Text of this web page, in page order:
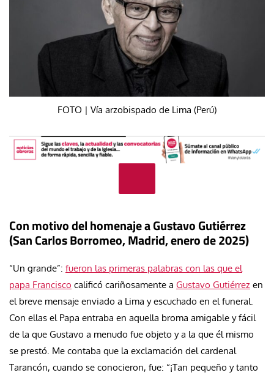
FOTO | Vía arzobispado de Lima (Perú)
Con motivo del homenaje a Gustavo Gutiérrez
(San Carlos Borromeo, Madrid, enero de 2025)
“Un grande”: fueron las primeras palabras con las que el
papa Francisco calificó cariñosamente a Gustavo Gutiérrez en
el breve mensaje enviado a Lima y escuchado en el funeral.
Con ellas el Papa entraba en aquella broma amigable y fácil
de la que Gustavo a menudo fue objeto y a la que él mismo
se prestó. Me contaba que la exclamación del cardenal
Tarancón, cuando se conocieron, fue: “¡Tan pequeño y tanto